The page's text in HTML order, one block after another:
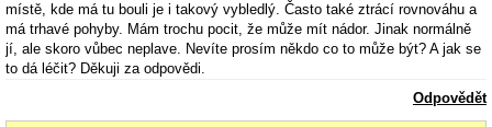
místě, kde má tu bouli je i takový vybledlý. Často také ztrácí rovnováhu a
má trhavé pohyby. Mám trochu pocit, že může mít nádor. Jinak normálně
jí, ale skoro vůbec neplave. Nevíte prosím někdo co to může být? A jak se
to dá léčit? Děkuji za odpovědi.
Odpovědět